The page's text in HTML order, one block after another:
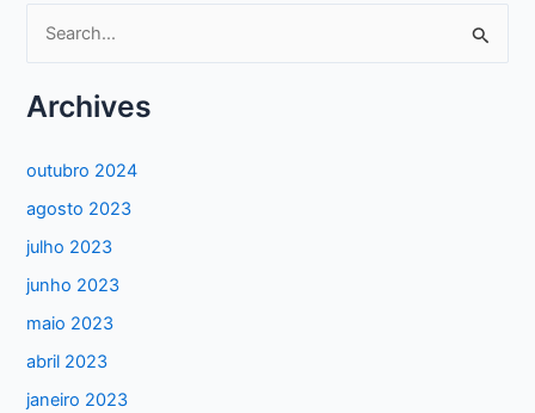
q
a
r
p
o
r
Archives
outubro 2024
agosto 2023
julho 2023
junho 2023
maio 2023
abril 2023
janeiro 2023